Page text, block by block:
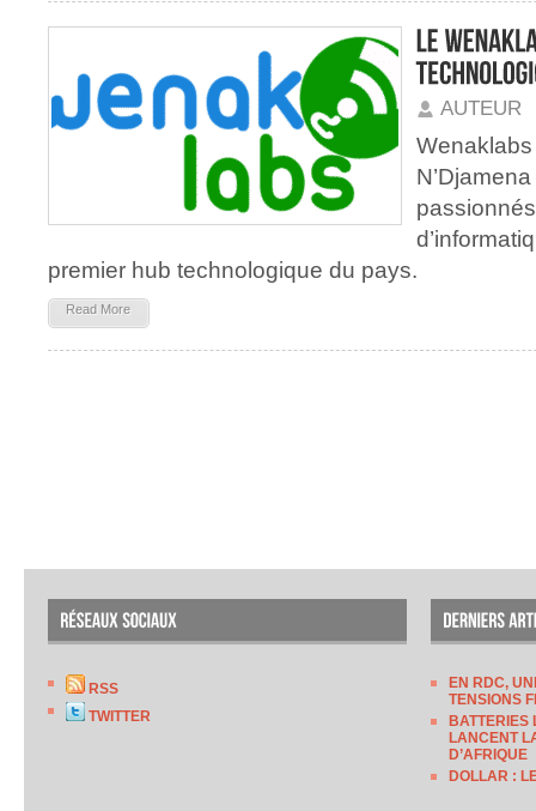
AUTEUR
premier hub technologique du pays.
Read More
RSS
TWITTER
EN RDC,
TENSIONS
BATTERIES
LANCENT
D’AFRIQUE
DOLLAR :